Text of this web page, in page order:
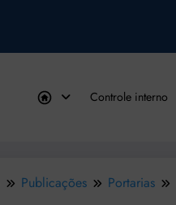
Controle interno
Publicações Portarias